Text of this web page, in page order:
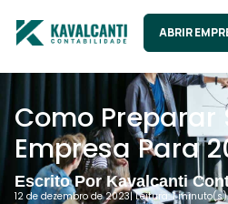
ABRIR
Como Preparar
Empresa Para
Escrito Por Kavalcanti
12 de dezembro de 2023| Leitura: 1 minuto(s).